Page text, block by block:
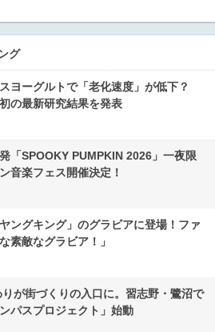
グ
ヨーグルトで「老化速度」が低下？
の最新研究結果を発表
「SPOOKY PUMPKIN 2026」一夜限
音楽フェス開催決定！
ングキング」のグラビアに登場！ファ
素敵なグラビア！」
が街づくりの入口に。習志野・鷺沼で
パスプロジェクト」始動